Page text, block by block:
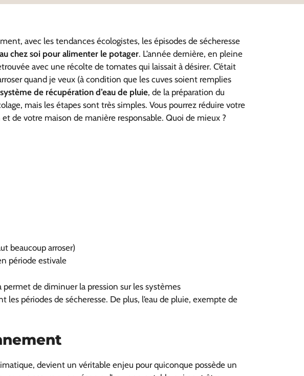
avec les tendances écologistes, les épisodes de sécheresse
chez soi pour alimenter le potager. L’année dernière, en pleine
avec une récolte de tomates qui laissait à désirer. C’était
quand je veux (à condition que les cuves soient remplies
système de récupération d’eau de pluie, de la préparation du
mais les étapes sont très simples. Vous pourrez réduire votre
de votre maison de manière responsable. Quoi de mieux ?
beaucoup arroser)
période estivale
permet de diminuer la pression sur les systèmes
périodes de sécheresse. De plus, l’eau de pluie, exempte de
devient un véritable enjeu pour quiconque possède un